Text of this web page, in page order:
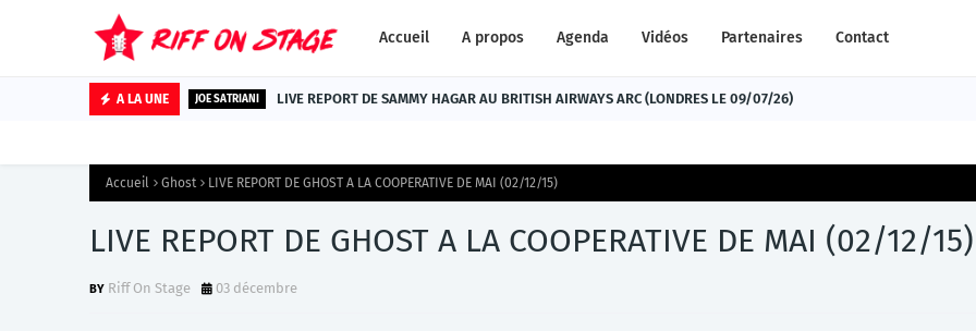
Accueil A propos Agenda Vidéos Partenaires Contact
A LA UNE JOE SATRIANI LIVE REPORT DE SAMMY HAGAR AU BRITISH AIRWAYS ARC (LONDRES LE 09/07/26)
Accueil Ghost LIVE REPORT DE GHOST A LA COOPERATIVE DE MAI (02/12/15)
LIVE REPORT DE GHOST A LA COOPERATIVE DE MAI (02/12/15)
Riff On Stage 03 décembre